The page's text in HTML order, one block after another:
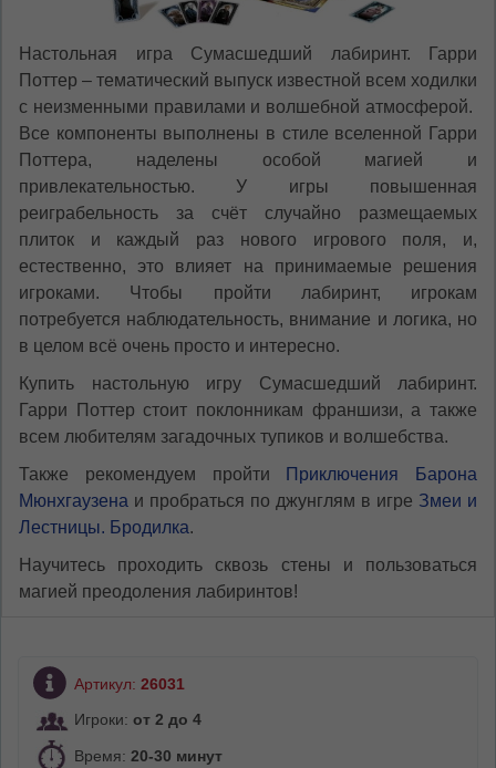
Настольная игра Сумасшедший лабиринт. Гарри
Поттер – тематический выпуск известной всем ходилки
с неизменными правилами и волшебной атмосферой.
Все компоненты выполнены в стиле вселенной Гарри
Поттера, наделены особой магией и
привлекательностью. У игры повышенная
реиграбельность за счёт случайно размещаемых
плиток и каждый раз нового игрового поля, и,
естественно, это влияет на принимаемые решения
игроками. Чтобы пройти лабиринт, игрокам
потребуется наблюдательность, внимание и логика, но
в целом всё очень просто и интересно.
Купить настольную игру Сумасшедший лабиринт.
Гарри Поттер стоит поклонникам франшизи, а также
всем любителям загадочных тупиков и волшебства.
Также рекомендуем пройти
Приключения Барона
Мюнхгаузена и пробраться по джунглям в игре Змеи и
Лестницы. Бродилка.
Научитесь проходить сквозь стены и пользоваться
магией преодоления лабиринтов!
Артикул: 26031
Игроки: от 2 до 4
Время: 20-30 минут